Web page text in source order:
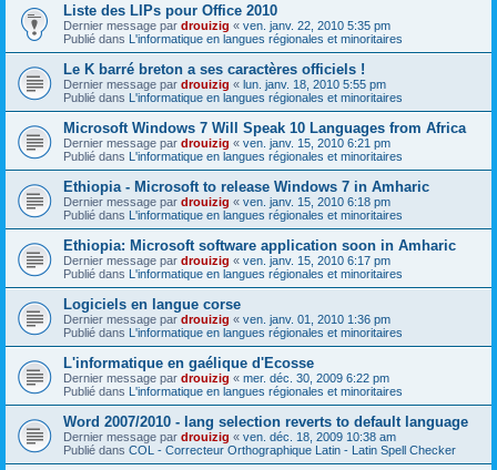
Liste des LIPs pour Office 2010
Dernier message par drouizig « ven. janv. 22, 2010 5:35 pm
Publié dans L'informatique en langues régionales et minoritaires
Le K barré breton a ses caractères officiels !
Dernier message par drouizig « lun. janv. 18, 2010 5:55 pm
Publié dans L'informatique en langues régionales et minoritaires
Microsoft Windows 7 Will Speak 10 Languages from Africa
Dernier message par drouizig « ven. janv. 15, 2010 6:21 pm
Publié dans L'informatique en langues régionales et minoritaires
Ethiopia - Microsoft to release Windows 7 in Amharic
Dernier message par drouizig « ven. janv. 15, 2010 6:18 pm
Publié dans L'informatique en langues régionales et minoritaires
Ethiopia: Microsoft software application soon in Amharic
Dernier message par drouizig « ven. janv. 15, 2010 6:17 pm
Publié dans L'informatique en langues régionales et minoritaires
Logiciels en langue corse
Dernier message par drouizig « ven. janv. 01, 2010 1:36 pm
Publié dans L'informatique en langues régionales et minoritaires
L'informatique en gaélique d'Ecosse
Dernier message par drouizig « mer. déc. 30, 2009 6:22 pm
Publié dans L'informatique en langues régionales et minoritaires
Word 2007/2010 - lang selection reverts to default language
Dernier message par drouizig « ven. déc. 18, 2009 10:38 am
Publié dans COL - Correcteur Orthographique Latin - Latin Spell Checker